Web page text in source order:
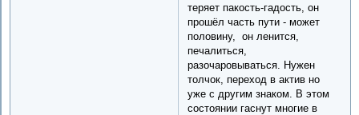
теряет пакость-гадость, он
прошёл часть пути - может
половину, он ленится,
печалиться,
разочаровываться. Нужен
толчок, переход в актив но
уже с другим знаком. В этом
состоянии гаснут многие в